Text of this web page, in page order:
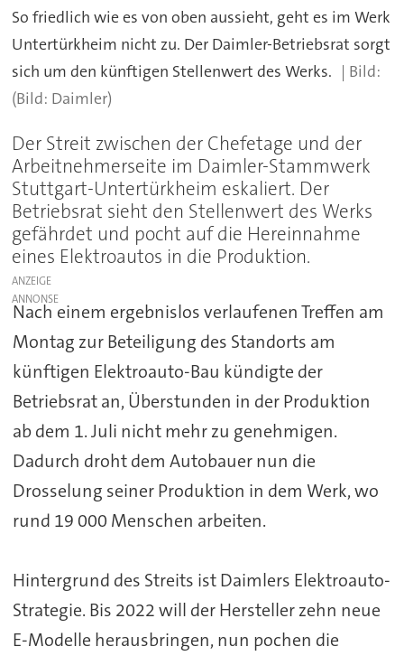
So friedlich wie es von oben aussieht, geht es im Werk
Untertürkheim nicht zu. Der Daimler-Betriebsrat sorgt
sich um den künftigen Stellenwert des Werks.
(Bild: Daimler)
Der Streit zwischen der Chefetage und der
Arbeitnehmerseite im Daimler-Stammwerk
Stuttgart-Untertürkheim eskaliert. Der
Betriebsrat sieht den Stellenwert des Werks
gefährdet und pocht auf die Hereinnahme
eines Elektroautos in die Produktion.
ANZEIGE
Nach einem ergebnislos verlaufenen Treffen am
Montag zur Beteiligung des Standorts am
künftigen Elektroauto-Bau kündigte der
Betriebsrat an, Überstunden in der Produktion
ab dem 1. Juli nicht mehr zu genehmigen.
Dadurch droht dem Autobauer nun die
Drosselung seiner Produktion in dem Werk, wo
rund 19 000 Menschen arbeiten.
Hintergrund des Streits ist Daimlers Elektroauto-
Strategie. Bis 2022 will der Hersteller zehn neue
E-Modelle herausbringen, nun pochen die